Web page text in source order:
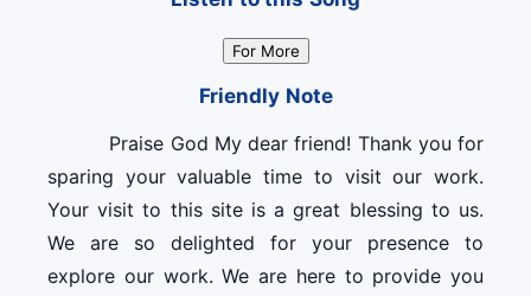
For More
Friendly Note
Praise God My dear friend! Thank you for
sparing your valuable time to visit our work.
Your visit to this site is a great blessing to us.
We are so delighted for your presence to
explore our work. We are here to provide you